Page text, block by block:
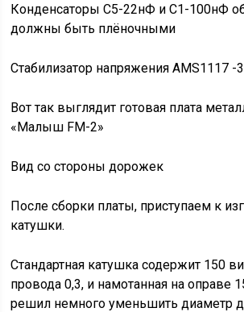
Конденсаторы С5-22нФ и С1-100нФ
должны быть плёночными
Стабилизатор напряжения AMS1117 -
Вот так выглядит готовая плата
«Малыш FM-2»
Вид со стороны дорожек
После сборки платы, приступаем к
катушки.
Стандартная катушка содержит 150
провода 0,3, и намотанная на оправе
решил немного уменьшить диаметр